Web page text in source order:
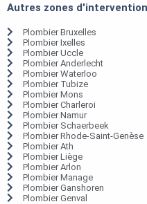
Autres zones
Plombier Bruxelles
Plombier Ixelles
Plombier Uccle
Plombier Anderlecht
Plombier Waterloo
Plombier Tubize
Plombier Mons
Plombier Charleroi
Plombier Namur
Plombier Schaerbeek
Plombier Rhode-Saint-Genèse
Plombier Ath
Plombier Liège
Plombier Arlon
Plombier Manage
Plombier Ganshoren
Plombier Genval